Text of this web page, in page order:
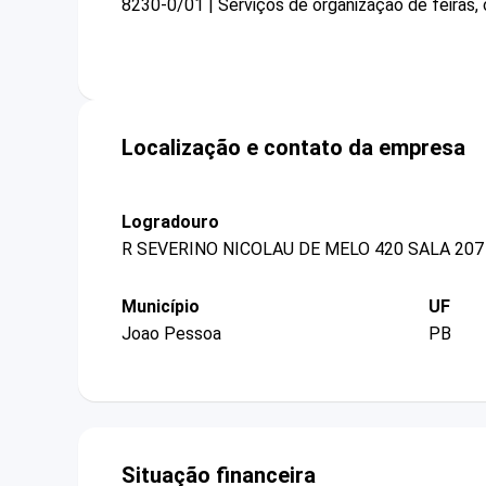
8230-0/01 | Serviços de organização de
Localização e contato da empresa
Logradouro
R SEVERINO NICOLAU DE MELO 420 SALA
Município
Joao Pessoa
UF
PB
Situação financeira